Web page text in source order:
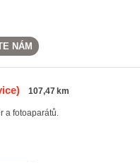
NÁM
107,47 km
a fotoaparátů.